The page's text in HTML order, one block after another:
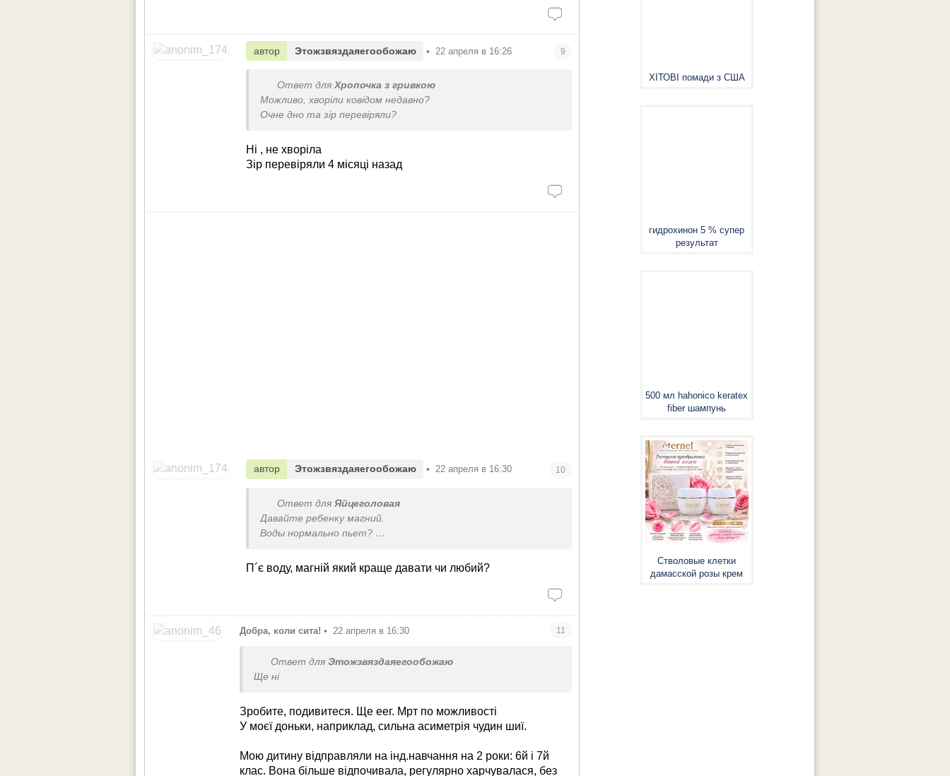
автор Этожзвяздаяегообожаю • 22 апреля в 16:26 9
Ответ для Хропочка з гривкою
Можливо, хворіли ковідом недавно?
Очне дно та зір перевіряли?
Ні , не хворіла
Зір перевіряли 4 місяці назад
автор Этожзвяздаяегообожаю • 22 апреля в 16:30 10
Ответ для Яйцеголовая
Давайте ребенку магний.
Воды нормально пьет?
П´є воду, магній який краще давати чи любий?
Добра, коли сита! • 22 апреля в 16:30 11
Ответ для Этожзвяздаяегообожаю
Ще ні
Зробите, подивитеся. Ще еег. Мрт по можливості
У моєї доньки, наприклад, сильна асиметрія чудин шиї.
Мою дитину відправляли на інд.навчання на 2 роки: 6й і 7й
клас. Вона більше відпочивала, регулярно харчувалася, без
ХІТОВІ помади з США
гидрохинон 5 % супер
результат
500 мл hahonico keratex
fiber шампунь
Стволовые клетки
дамасской розы крем